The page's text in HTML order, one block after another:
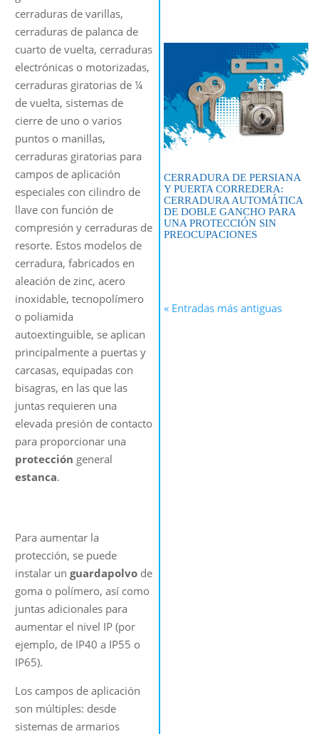
cerraduras de varillas,
cerraduras de palanca de
cuarto de vuelta, cerraduras
electrónicas o motorizadas,
cerraduras giratorias de ¼
de vuelta, sistemas de
cierre de uno o varios
puntos o manillas,
cerraduras giratorias para
campos de aplicación
especiales con cilindro de
llave con función de
compresión y cerraduras de
resorte. Estos modelos de
cerradura, fabricados en
aleación de zinc, acero
inoxidable, tecnopolímero
o poliamida
autoextinguible, se aplican
principalmente a puertas y
carcasas, equipadas con
bisagras, en las que las
juntas requieren una
elevada presión de contacto
para proporcionar una
protección general
estanca.
Para aumentar la
protección, se puede
instalar un guardapolvode
goma o polímero, así como
juntas adicionales para
aumentar el nivel IP (por
ejemplo, de IP40 a IP55 o
IP65).
Los campos de aplicación
son múltiples: desde
sistemas de armarios
CERRADURA DE PERSIANA
Y PUERTA CORREDERA:
CERRADURA AUTOMÁTICA
DE DOBLE GANCHO PARA
UNA PROTECCIÓN SIN
PREOCUPACIONES
« Entradas más antiguas